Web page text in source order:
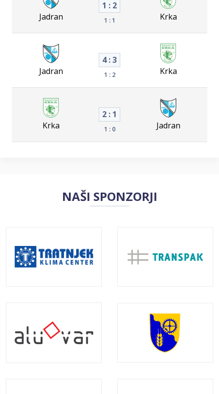
Jadran
1 : 2
1 : 1 Krka
Jadran
4 : 3
1 : 2 Krka
Krka
2 : 1
1 : 0 Jadran
NAŠI SPONZORJI